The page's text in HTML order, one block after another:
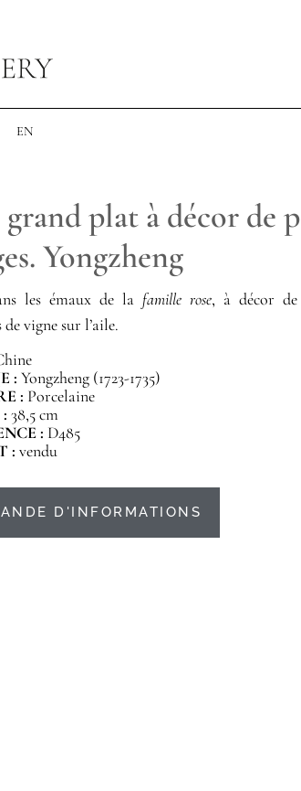
EN
grand plat à décor de
Yongzheng
les émaux de la famille rose, à décor de
de vigne sur l’aile.
: Yongzheng (1723-1735)
: Porcelaine
:38,5 cm
: D485
:vendu
D'INFORMATIONS